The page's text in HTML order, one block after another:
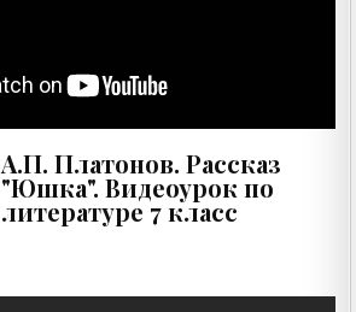
А.П. Платонов. Рассказ
"Юшка". Видеоурок по
литературе 7 класс